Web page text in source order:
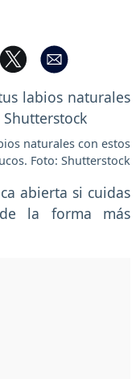
naturales con estos
Foto: Shutterstock
abierta si cuidas
la forma más